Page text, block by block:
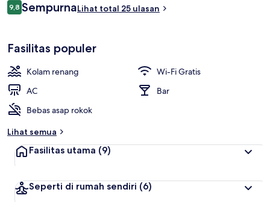
Eksterior
Ulasan
9,89,8 dari 10
SempurnaLihat total 25 ulasan
Fasilitas populer
Kolam renang
Wi-Fi Gratis
AC
Bar
Bebas asap rokok
Lihat semua
Fasilitas utama (9)
Seperti di rumah sendiri (6)